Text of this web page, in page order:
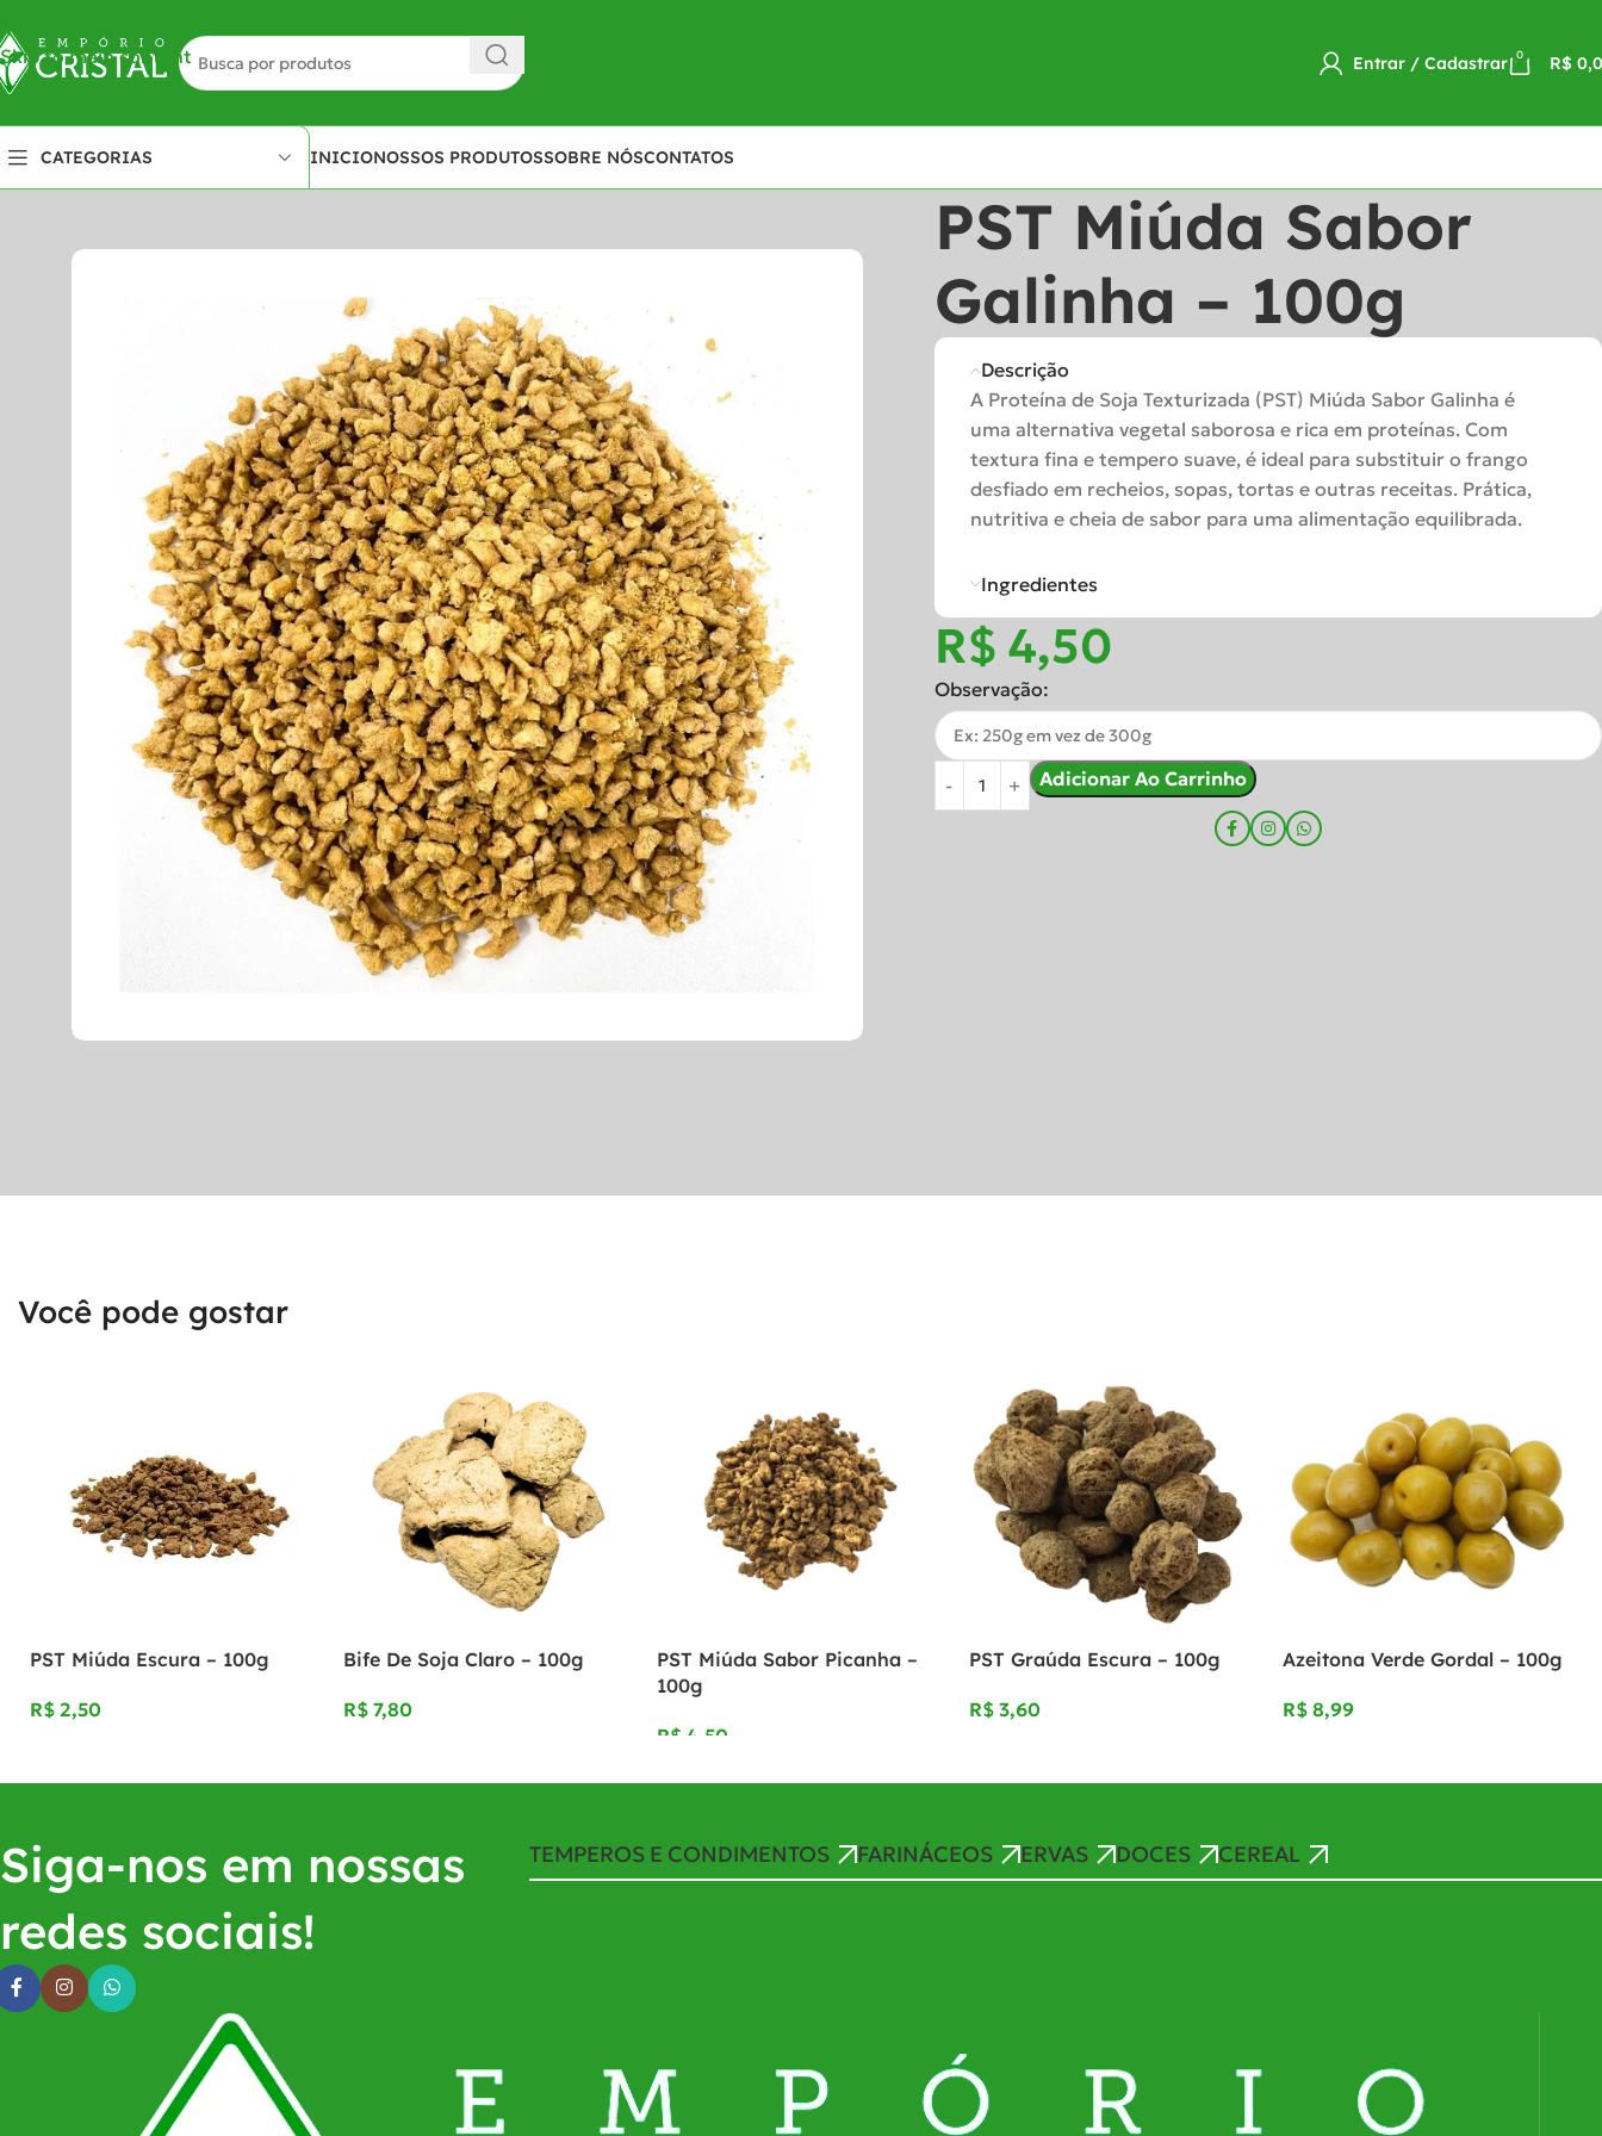
Skip to navigation
Skip to main content
Entrar / Cadastrar 0 R$
CATEGORIAS INICIONOSSOS PRODUTOSSOBRE NÓSCONTATOS
PST Miúda Sabor
Galinha – 100g
Descrição
A Proteína de Soja Texturizada (PST) Miúda Sabor Galinha é
uma alternativa vegetal saborosa e rica em proteínas. Com
textura fina e tempero suave, é ideal para substituir o frango
desfiado em recheios, sopas, tortas e outras receitas. Prática,
nutritiva e cheia de sabor para uma alimentação equilibrada.
Ingredientes
R$
Observação:
Adicionar Ao Carrinho
Você pode gostar
PST Miúda Escura – 100g
R$
Bife De Soja Claro – 100g
R$
PST Miúda Sabor Picanha –
100g
R$
PST Graúda Escura – 100g
R$
Azeitona Verde Gordal – 100g
R$
Siga-nos em nossas
redes sociais!
TEMPEROS E CONDIMENTOS FARINÁCEOS ERVAS DOCES CEREAL